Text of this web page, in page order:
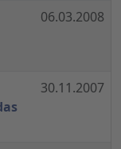
06.03.2008
30.11.2007